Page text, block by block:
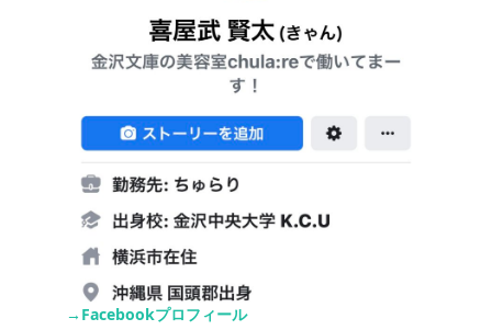
→Facebookプロフィール